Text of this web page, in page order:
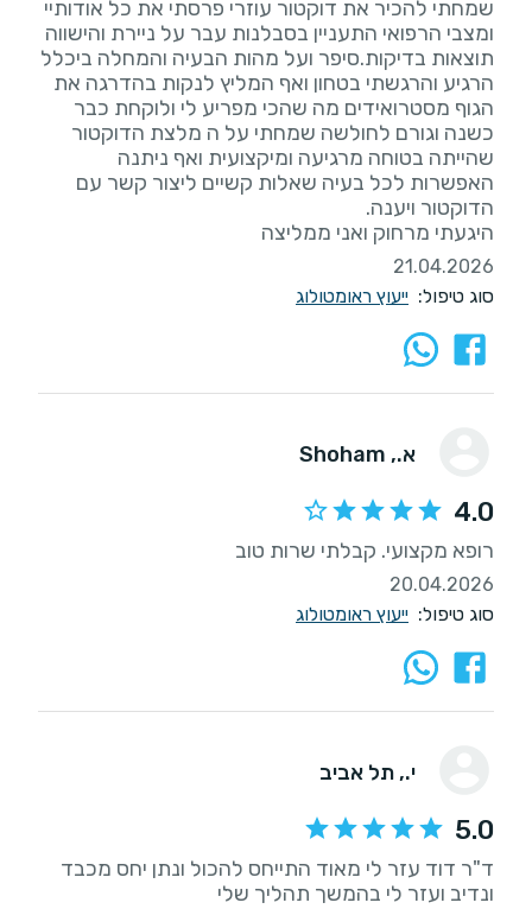
שמחתי להכיר את דוקטור עוזרי פרסתי את כל אודותיי
ומצבי הרפואי התעניין בסבלנות עבר על ניירת והישווה
תוצאות בדיקות.סיפר ועל מהות הבעיה והמחלה ביכלל
הרגיע והרגשתי בטחון ואף המליץ לנקות בהדרגה את
הגוף מסטרואידים מה שהכי מפריע לי ולוקחת כבר
כשנה וגורם לחולשה שמחתי על ה מלצת הדוקטור
שהייתה בטוחה מרגיעה ומיקצועית ואף ניתנה
האפשרות לכל בעיה שאלות קשיים ליצור קשר עם
היגעתי מרחוק ואני ממליצה
21.04.2026
סוג טיפול: ייעוץ ראומטולוג
א., Shoham
4.0
רופא מקצועי. קבלתי שרות טוב
20.04.2026
סוג טיפול: ייעוץ ראומטולוג
י., תל אביב
5.0
ד"ר דוד עזר לי מאוד התייחס להכול ונתן יחס מכבד
ונדיב ועזר לי בהמשך תהליך שלי